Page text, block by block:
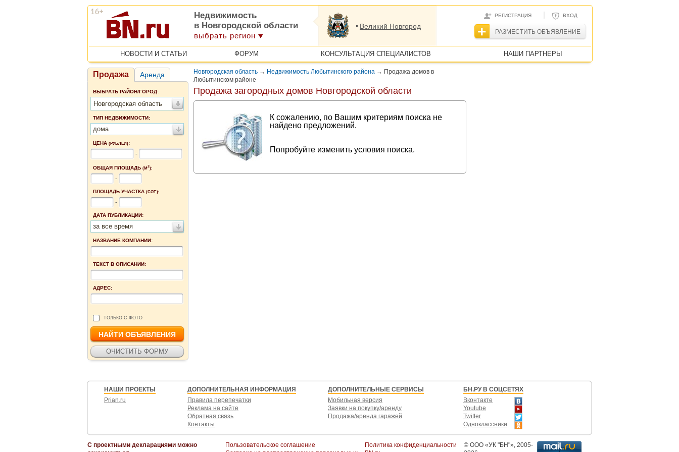
РЕГИСТРАЦИЯ | ВХОД
РАЗМЕСТИТЬ ОБЪЯВЛЕНИЕ
Недвижимость
в Новгородской области
выбрать регион
Великий Новгород
НОВОСТИ И СТАТЬИ ФОРУМ КОНСУЛЬТАЦИЯ СПЕЦИАЛИСТОВ НАШИ ПАРТНЕРЫ
Продажа Аренда
ВЫБРАТЬ РАЙОН/ГОРОД:
Новгородская область
ТИП НЕДВИЖИМОСТИ:
дома
ЦЕНА (РУБЛЕЙ):
-
ОБЩАЯ ПЛОЩАДЬ (М2):
-
ПЛОЩАДЬ УЧАСТКА (СОТ.):
-
ДАТА ПУБЛИКАЦИИ:
за все время
НАЗВАНИЕ КОМПАНИИ:
ТЕКСТ В ОПИСАНИИ:
АДРЕС:
ТОЛЬКО С ФОТО
Новгородская область → Недвижимость Любытинского района → Продажа домов в
Любытинском районе
Продажа загородных домов Новгородской области
К сожалению, по Вашим критериям поиска не
найдено предложений.
Попробуйте изменить условия поиска.
НАШИ ПРОЕКТЫ
Prian.ru
ДОПОЛНИТЕЛЬНАЯ ИНФОРМАЦИЯ
Правила перепечатки
Реклама на сайте
Обратная связь
Контакты
ДОПОЛНИТЕЛЬНЫЕ СЕРВИСЫ
Мобильная версия
Заявки на покупку/аренду
Продажа/аренда гаражей
БН.РУ В СОЦСЕТЯХ
Вконтакте
Youtube
Twitter
Одноклассники
С проектными декларациями можно
Пользовательское соглашение
Политика конфиденциальности
© ООО «УК "БН"» , 2005-